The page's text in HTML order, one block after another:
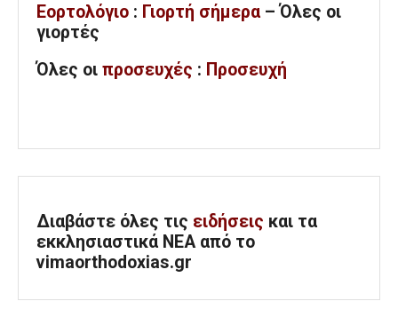
Εορτολόγιο : Γιορτή σήμερα – Όλες οι
γιορτές
Όλες οι προσευχές : Προσευχή
Διαβάστε όλες τις ειδήσεις και τα
εκκλησιαστικά ΝΕΑ από το
vimaorthodoxias.gr